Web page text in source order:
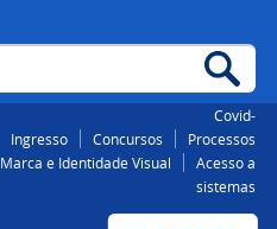
Covid-
Ingresso Concursos
Processos
Marca e Identidade Visual
Acesso a
sistemas